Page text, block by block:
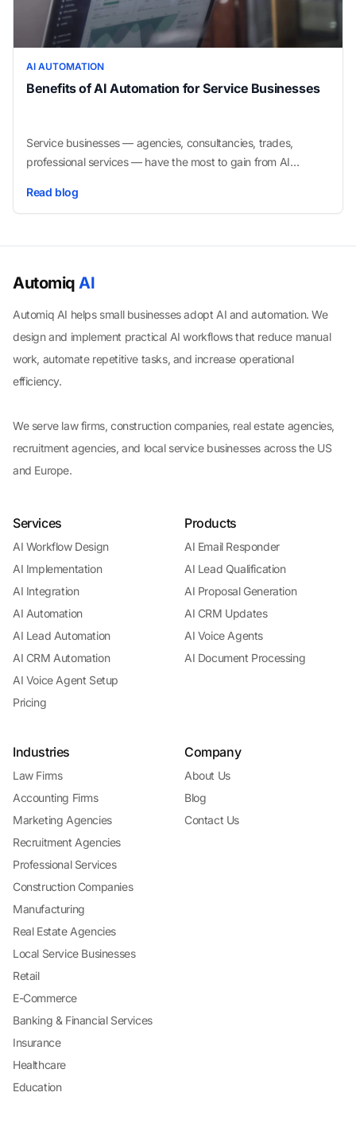
AI AUTOMATION
Benefits of AI Automation for Service Businesses
Service businesses — agencies, consultancies, trades,
professional services — have the most to gain from AI
expect from implementing it.
Read blog
Automiq AI
Automiq AI helps small businesses adopt AI and automation. We
design and implement practical AI workflows that reduce manual
work, automate repetitive tasks, and increase operational
efficiency.
We serve law firms, construction companies, real estate agencies,
recruitment agencies, and local service businesses across the US
and Europe.
Services
AI Workflow Design
AI Implementation
AI Integration
AI Automation
AI Lead Automation
AI CRM Automation
AI Voice Agent Setup
Pricing
Products
AI Email Responder
AI Lead Qualification
AI Proposal Generation
AI CRM Updates
AI Voice Agents
AI Document Processing
Industries
Law Firms
Accounting Firms
Marketing Agencies
Recruitment Agencies
Professional Services
Construction Companies
Manufacturing
Real Estate Agencies
Local Service Businesses
Retail
E-Commerce
Banking & Financial Services
Insurance
Healthcare
Education
Company
About Us
Blog
Contact Us